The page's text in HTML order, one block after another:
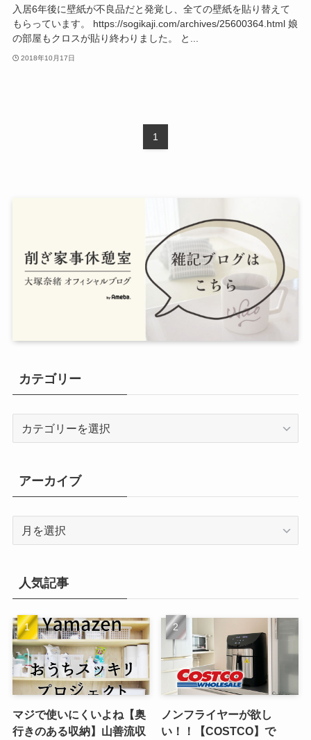
入居6年後に壁紙が不良品だと発覚し、全ての壁紙を貼り替えて
もらっています。 https://sogikaji.com/archives/25600364.html 娘
の部屋もクロスが貼り終わりました。 と...
2018年10月17日
1
カテゴリー
リ
ー
アーカイブ
ブ
人気記事
マジで使いにくいよね【奥
行きのある収納】山善流収
ノンフライヤーが欲し
い！！【COSTCO】で